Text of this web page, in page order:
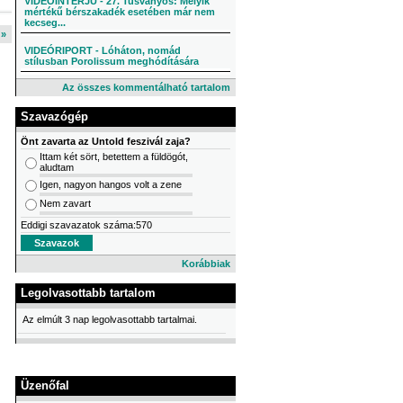
mértékű bérszakadék esetében már nem
kecseg...
VIDEÓRIPORT - Lóháton, nomád
stílusban Porolissum meghódítására
Az összes kommentálható tartalom
Szavazógép
Önt zavarta az Untold feszivál zaja?
Ittam két sört, betettem a füldögót,
aludtam
Igen, nagyon hangos volt a zene
Nem zavart
Eddigi szavazatok száma:570
Korábbiak
Legolvasottabb tartalom
Az elmúlt 3 nap legolvasottabb tartalmai.
Üzenőfal